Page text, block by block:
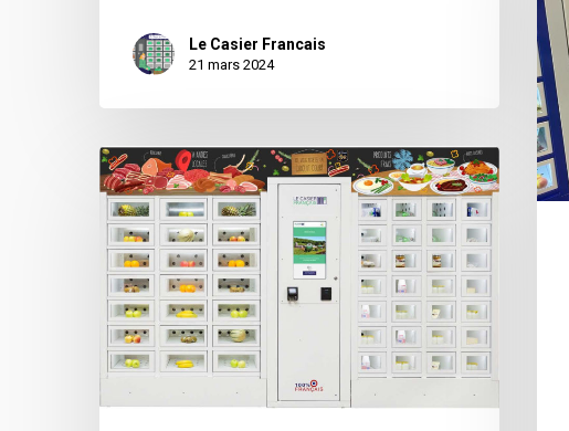
Le Casier Francais
21 mars 2024